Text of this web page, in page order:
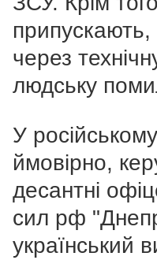
через
людську
У
ймовірно,
десантні
сил рф
український